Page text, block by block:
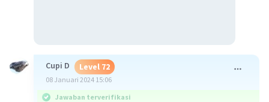
Cupi D Level 72
08 Januari 2024 15:06
Jawaban terverifikasi